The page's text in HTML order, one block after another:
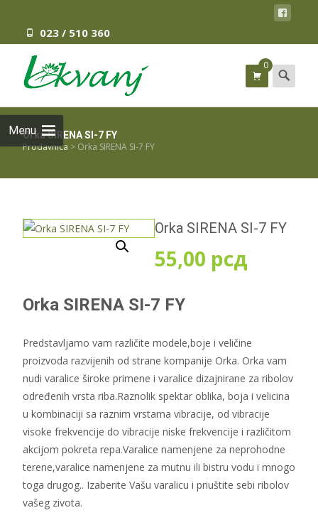
023 / 510 360
Menu
0
Search
for:
Orka SIRENA SI-7 FY
Prodavnica > Orka SIRENA SI-7 FY
Orka SIRENA SI-7 FY
55,00 рсд
Orka SIRENA SI-7 FY
Predstavljamo vam različite modele,boje i veličine
proizvoda razvijenih od strane kompanije Orka. Orka vam
nudi varalice široke primene i varalice dizajnirane za ribolov
određenih vrsta riba.Raznolik spektar oblika, boja i velicina
u kombinaciji sa raznim vrstama vibracije, od vibracije
visoke frekvencije do vibracije niske frekvencije i različitom
akcijom pokreta repa.Varalice namenjene za neprohodne
terene,varalice namenjene za mutnu ili bistru vodu i mnogo
toga drugog.. Izaberite Vašu varalicu i priuštite sebi ribolov
vašeg zivota.